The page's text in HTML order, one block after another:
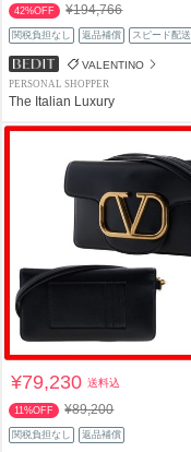
42%OFF ¥194,766
関税負担なし 返品補償 スピード配送
VALENTINO
PERSONAL SHOPPER
The Italian Luxury
¥79,230送料込
11%OFF ¥89,200
関税負担なし 返品補償